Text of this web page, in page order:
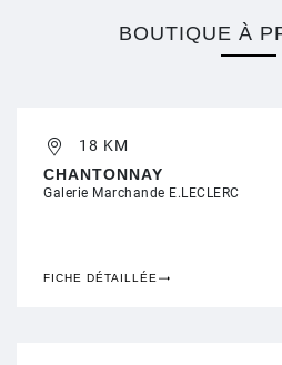
BOUTIQUE À
18 KM
CHANTONNAY
Galerie Marchande E.LECLERC
FICHE DÉTAILLÉE